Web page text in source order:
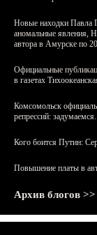
Новые находки Павла
аномальные явления,
автора в Амурске по
Официальные
в газетах
Комсомольск
репрессий:
Кого боится Путин:
Повышение платы в
Архив блогов >>